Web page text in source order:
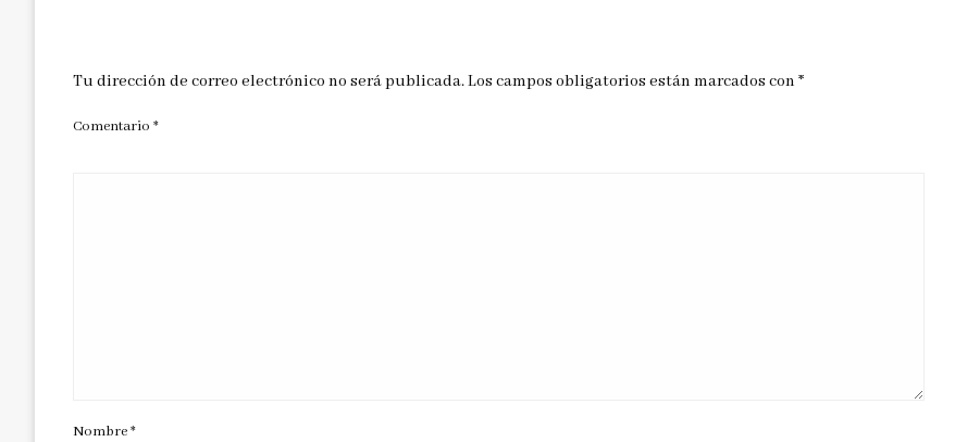
Tu dirección de correo electrónico no será publicada.Los campos obligatorios están marcados con *
Comentario *
Nombre*